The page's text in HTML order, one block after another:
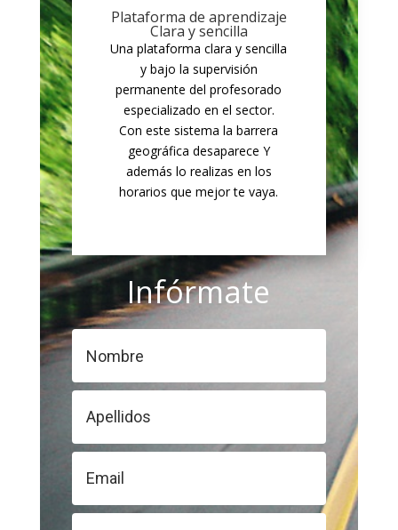
Plataforma de aprendizaje
Clara y sencilla
Una plataforma clara y sencilla
y bajo la supervisión
permanente del profesorado
especializado en el sector.
Con este sistema la barrera
geográfica desaparece Y
además lo realizas en los
horarios que mejor te vaya.
Infórmate